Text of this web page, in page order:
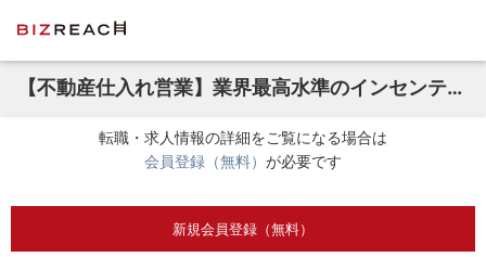
【不動産仕入れ営業】業界最高水準のインセンティブ《最大17％》◢◤平均残業月10h未満◢◤
転職・求人情報の詳細をご覧になる場合は
会員登録（無料） が必要です
新規会員登録（無料）